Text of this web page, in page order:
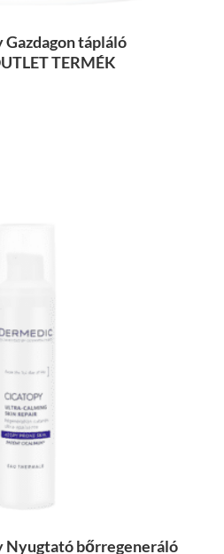
tápláló
TERMÉK
Nyugtató bőrregeneráló